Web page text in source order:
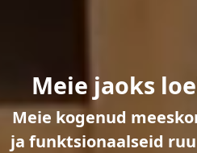
Meie jaoks
Meie kogenud
ja funktsionaalseid